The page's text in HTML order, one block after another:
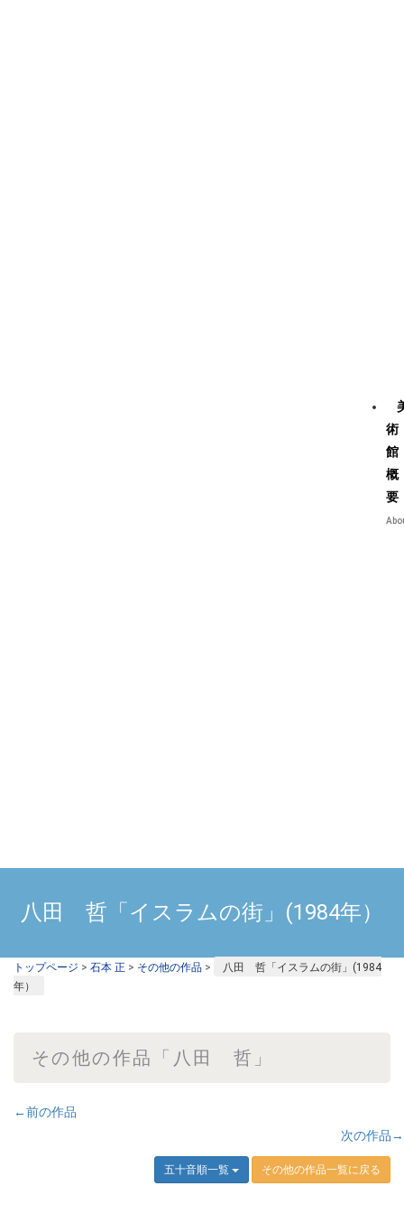
術
館
概
要
八田 哲「イスラムの街」(1984年）
トップページ > 石本 正 > その他の作品 >
八田 哲「イスラムの街」(1984
年）
その他の作品「八田 哲」
←前の作品
次の作品→
五十音順一覧 その他の作品一覧に戻る